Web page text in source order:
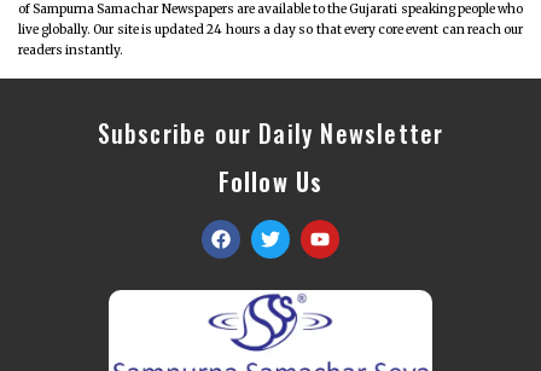
of Sampurna Samachar Newspapers are available to the Gujarati speaking people who
live globally. Our site is updated 24 hours a day so that every core event can reach our
readers instantly.
Subscribe our Daily Newsletter
Follow Us